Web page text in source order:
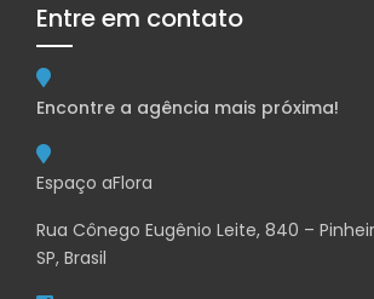
Entre em contato
Encontre a agência mais próxima!
Espaço aFlora
Rua Cônego Eugênio Leite, 840 –
SP, Brasil